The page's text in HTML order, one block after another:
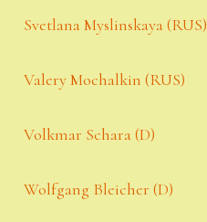
Svetlana Myslinskaya (RUS)
Valery Mochalkin (RUS)
Volkmar Schara (D)
Wolfgang Bleicher (D)